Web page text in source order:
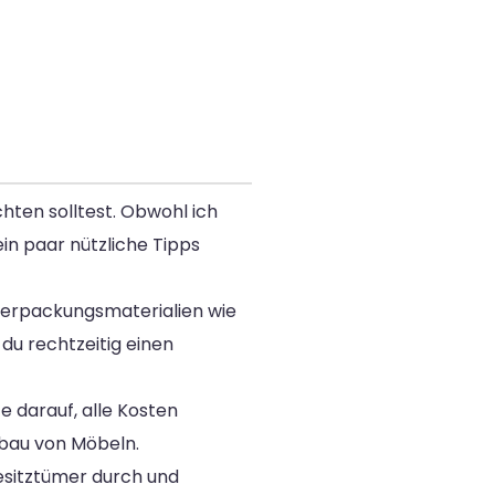
solltest. Obwohl ich
paar nützliche Tipps
wie
rechtzeitig einen
darauf, alle Kosten
von Möbeln.
durch und